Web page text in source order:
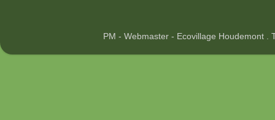
PM - Webmaster - Ecovillage Houdemont